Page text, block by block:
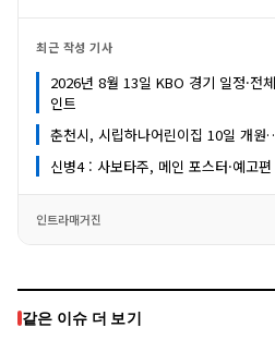
최근 작성 기사
2026년 8월 13일 KBO 경기 일정·전
인트
춘천시, 시립하나어린이집 10일 개
신병4 : 사보타주, 메인 포스터·예고
인트라매거진
같은 이슈 더 보기